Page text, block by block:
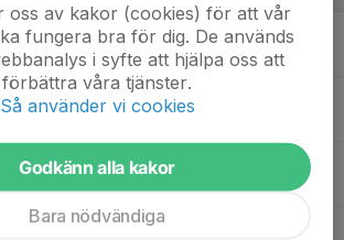
oss av kakor (cookies) för att vår
fungera bra för dig. De används
i syfte att hjälpa oss att
förbättra våra tjänster.
Så använder vi cookies
Godkänn alla kakor
Bara nödvändiga